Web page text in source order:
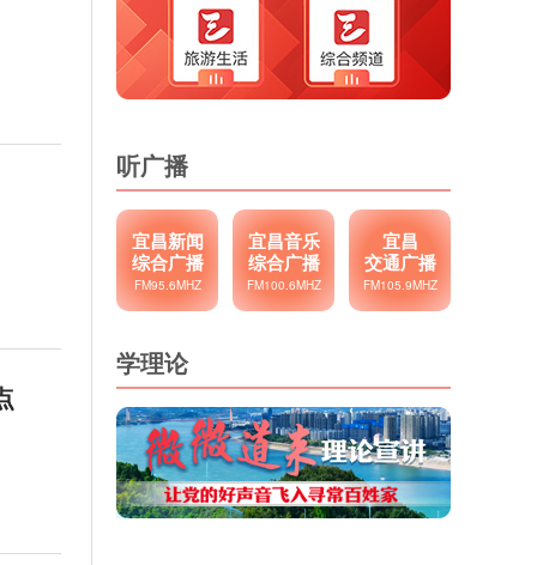
听广播
宜昌新闻
综合广播
FM95.6MHZ
宜昌音乐
综合广播
FM100.6MHZ
宜昌
交通广播
FM105.9MHZ
学理论